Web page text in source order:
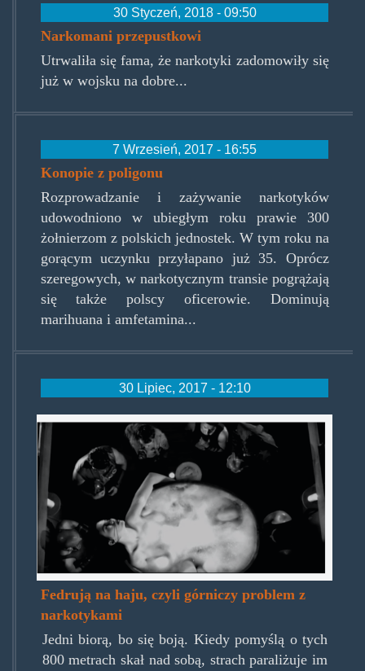
30 Styczeń, 2018 - 09:50
Narkomani przepustkowi
Utrwaliła się fama, że narkotyki zadomowiły się
już w wojsku na dobre...
7 Wrzesień, 2017 - 16:55
Konopie z poligonu
Rozprowadzanie i zażywanie narkotyków
udowodniono w ubiegłym roku prawie 300
żołnierzom z polskich jednostek. W tym roku na
gorącym uczynku przyłapano już 35. Oprócz
szeregowych, w narkotycznym transie pogrążają
się także polscy oficerowie. Dominują
marihuana i amfetamina...
30 Lipiec, 2017 - 12:10
sonne.jpg
Fedrują na haju, czyli górniczy problem z
narkotykami
Jedni biorą, bo się boją. Kiedy pomyślą o tych
800 metrach skał nad sobą, strach paraliżuje im